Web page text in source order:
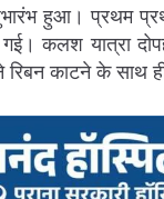
हुआ। प्रथम
गई। कलश यात्रा
काटने के साथ